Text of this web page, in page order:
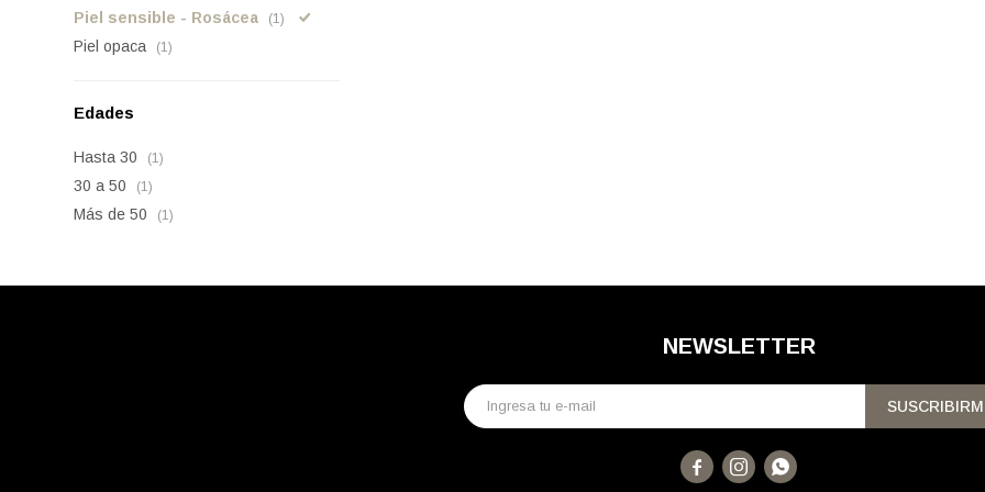
Piel sensible - Rosácea (1)
Piel opaca (1)
Edades
Hasta 30 (1)
30 a 50 (1)
Más de 50 (1)
NEWSLETTER
  